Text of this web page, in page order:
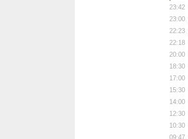
23:42
23:00
22:23
22:18
20:00
18:30
17:00
15:30
14:00
12:30
10:30
09:47